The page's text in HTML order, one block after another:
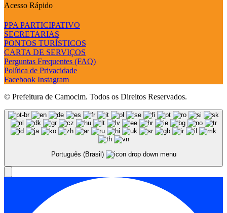
Acesso Rápido
PPA PARTICIPATIVO
SECRETARIAS
PONTOS TURÍSTICOS
CARTA DE SERVIÇOS
Perguntas Frequentes (FAQ)
Política de Privacidade
Facebook Instagram
© Prefeitura de Camocim. Todos os Direitos Reservados.
Português (Brasil)